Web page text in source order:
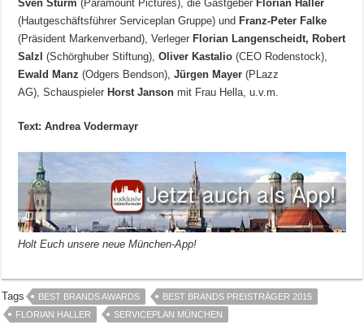
Sven Sturm (Paramount Pictures), die Gastgeber Florian Haller
(Hautgeschäftsführer Serviceplan Gruppe) und Franz-Peter Falke
(Präsident Markenverband), Verleger Florian Langenscheidt, Robert
Salzl (Schörghuber Stiftung),Oliver Kastalio (CEO Rodenstock),
Ewald Manz (Odgers Bendson),Jürgen Mayer (PLazz
AG), Schauspieler Horst Janson mit Frau Hella, u.v.m.
Text: Andrea Vodermayr
Holt Euch unsere neue München-App!
Tags BEST BRANDS AWARDS
BEST BRANDS PREISTRÄGER 2015
FLORIAN HALLER
SERVICEPLAN MÜNCHEN